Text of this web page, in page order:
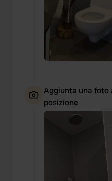
of their services.
Aggiunta una foto
posizione